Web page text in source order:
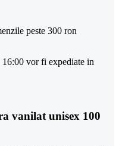
peste 300 ron
16:00 vor fi expediate in
vanilat unisex 100